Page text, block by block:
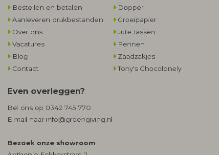
Bestellen en betalen
Aanleveren drukbestanden
Over ons
Vacatures
Blog
Contact
Dopper
Groeipapier
Jute tassen
Pennen
Zaadzakjes
Tony's Chocolonely
Even overleggen?
Bel ons op 0342 745 770
E-mail naar info@greengiving.nl
Bezoek onze showroom